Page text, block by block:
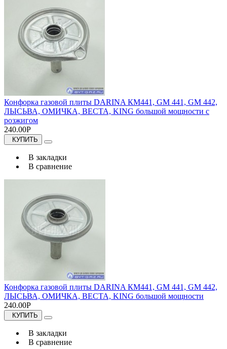
Конфорка газовой плиты DARINA КМ441, GM 441, GM 442,
ЛЫСЬВА, ОМИЧКА, ВЕСТА, KING большой мощности с
розжигом
240.00Р
КУПИТЬ
В закладки
В сравнение
Конфорка газовой плиты DARINA КМ441, GM 441, GM 442,
ЛЫСЬВА, ОМИЧКА, ВЕСТА, KING большой мощности
240.00Р
КУПИТЬ
В закладки
В сравнение